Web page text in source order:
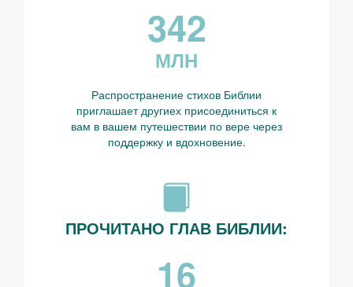
342
МЛН
Распространение стихов Библии
приглашает другиех присоединиться к
вам в вашем путешествии по вере через
поддержку и вдохновение.
ПРОЧИТАНО ГЛАВ БИБЛИИ:
16